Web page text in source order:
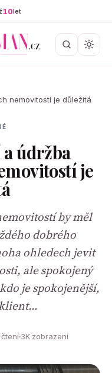
10let
nemovitostí je důležitá
údržba
je
by měl
dobrého
ohledech jevit
ale spokojený
je spokojenější,
3K zobrazení